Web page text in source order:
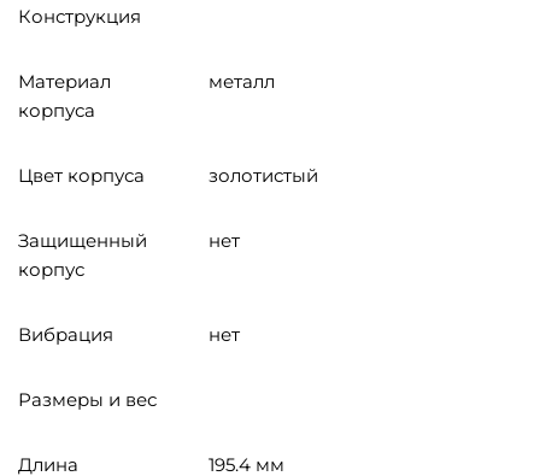
Конструкция
Материал
корпуса
металл
Цвет корпуса золотистый
Защищенный
корпус
нет
Вибрация нет
Размеры и вес
Длина 195.4 мм